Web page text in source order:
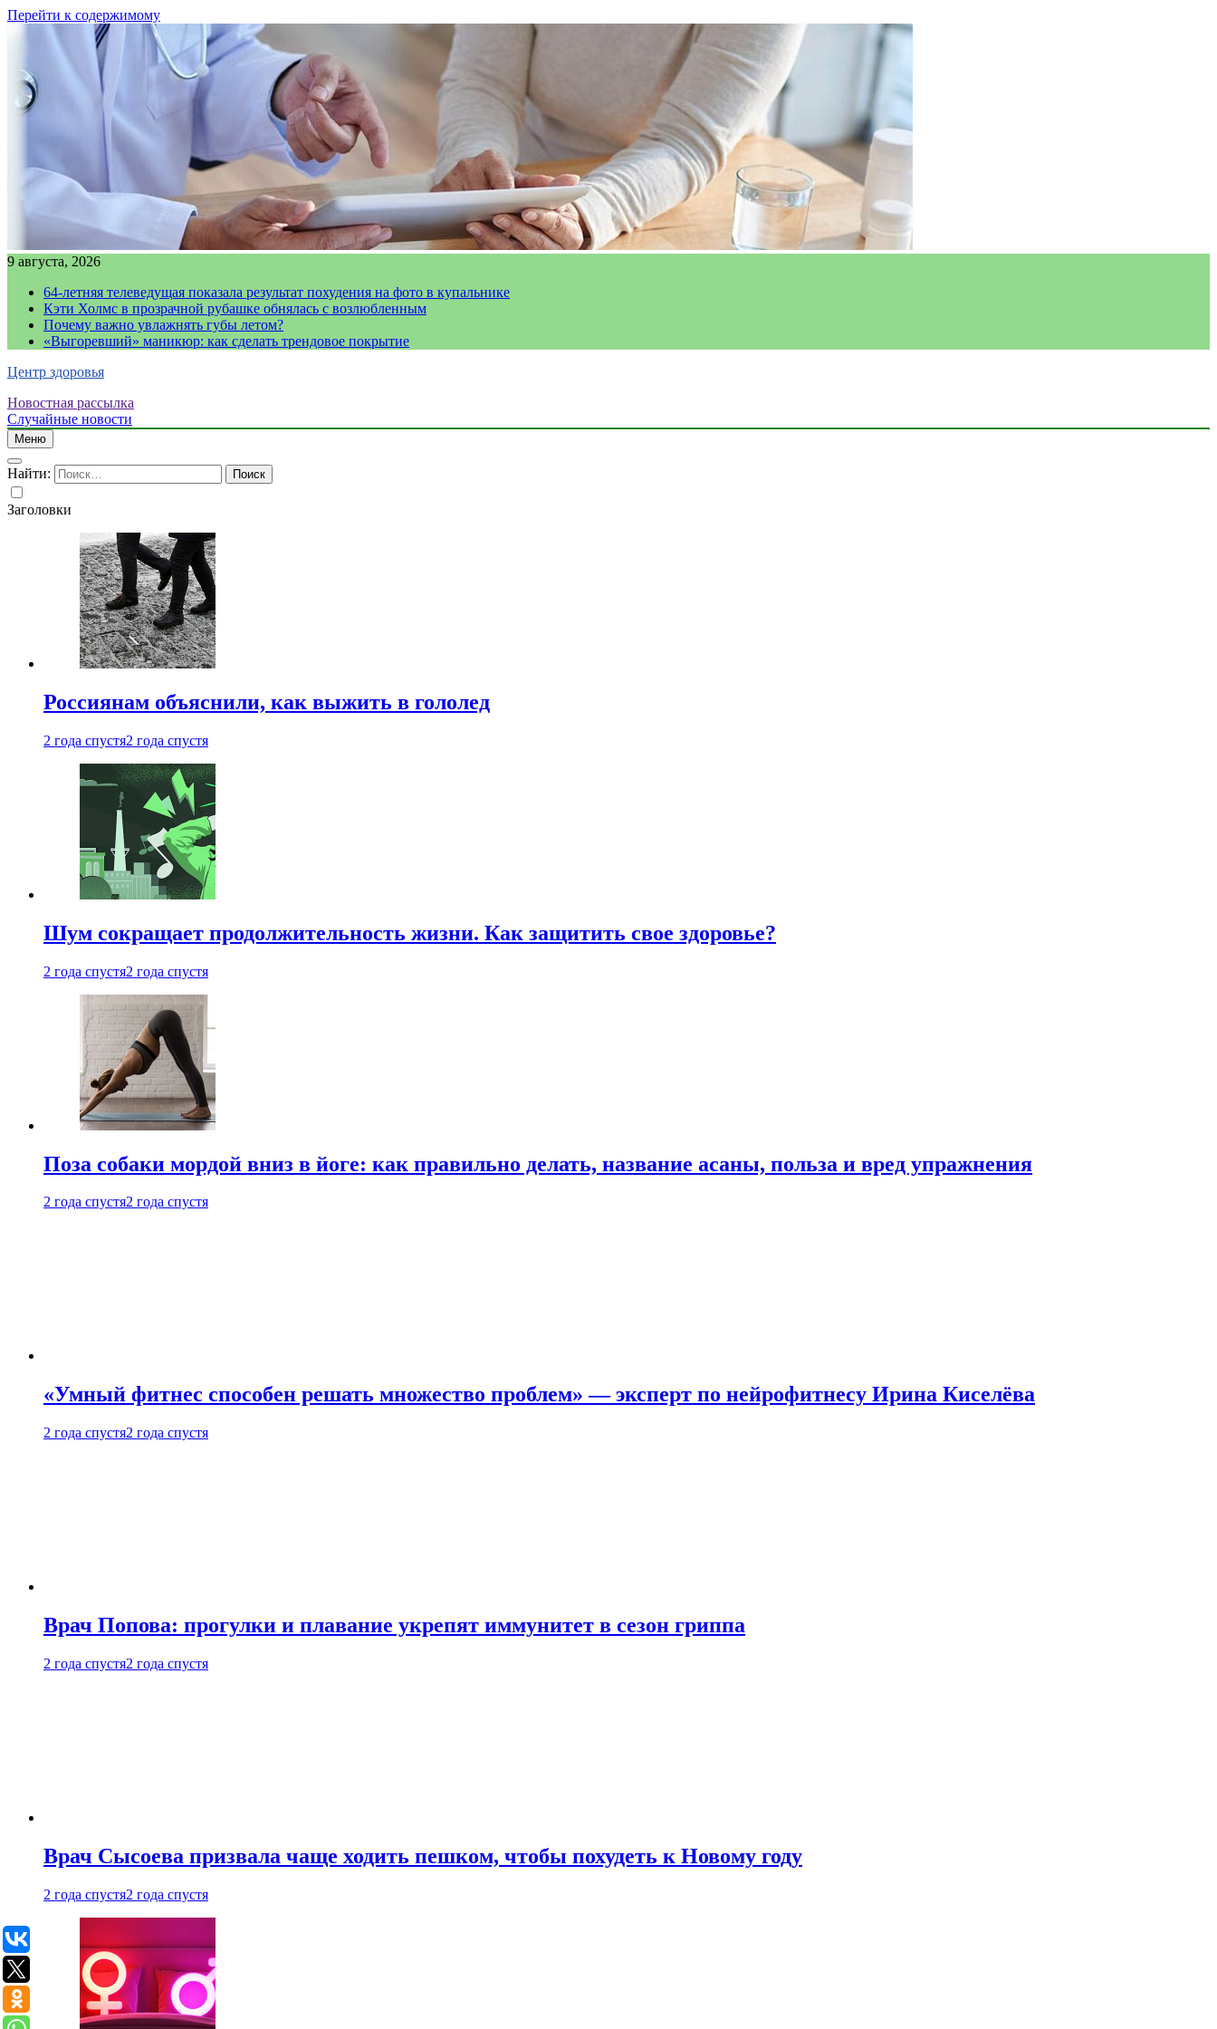
Перейти к содержимому
9 августа, 2026
64-летняя телеведущая показала результат похудения на фото в купальнике
Кэти Холмс в прозрачной рубашке обнялась с возлюбленным
Почему важно увлажнять губы летом?
«Выгоревший» маникюр: как сделать трендовое покрытие
Центр здоровья
Новостная рассылка
Случайные новости
Меню
Найти:
Заголовки
Россиянам объяснили, как выжить в гололед
2 года спустя2 года спустя
Шум сокращает продолжительность жизни. Как защитить свое здоровье?
2 года спустя2 года спустя
Поза собаки мордой вниз в йоге: как правильно делать, название асаны, польза и вред упражнения
2 года спустя2 года спустя
«Умный фитнес способен решать множество проблем» — эксперт по нейрофитнесу Ирина Киселёва
2 года спустя2 года спустя
Врач Попова: прогулки и плавание укрепят иммунитет в сезон гриппа
2 года спустя2 года спустя
Врач Сысоева призвала чаще ходить пешком, чтобы похудеть к Новому году
2 года спустя2 года спустя